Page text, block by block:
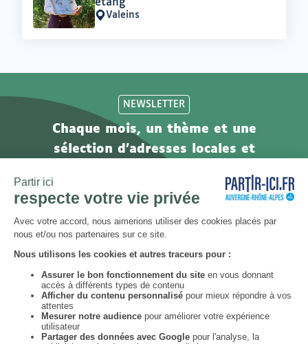
Lieu
:
Valeins
NEWSLETTER
Chaque mois, un thème et une
sélection d'adresses locales et
newsletter !
S’abonner
Facebook
ouvrirouvrirouvrirouvrir